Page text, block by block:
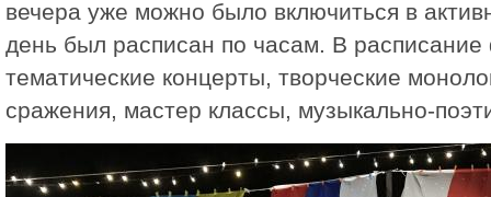
вечера уже можно было включиться в
день был расписан по часам. В
тематические концерты, творческие
сражения, мастер классы, музыкально-